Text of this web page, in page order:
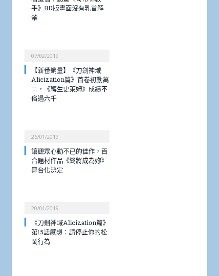
手》BD版畫面沒有乳首解
禁
07/02/2019
【新番銷量】《刀劍神域
Alicization篇》首卷初動萬
二，《轉生史萊姆》成績不
俗過六千
26/01/2019
讓觀眾心動不已的佳作，百
合題材作品《終將成為妳》
舞台化決定
20/01/2019
《刀劍神域Alicization篇》
第15話感想：請停止你的松
岡行為